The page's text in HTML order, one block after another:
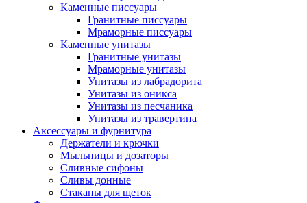
Каменные писсуары
Гранитные писсуары
Мраморные писсуары
Каменные унитазы
Гранитные унитазы
Мраморные унитазы
Унитазы из лабрадорита
Унитазы из оникса
Унитазы из песчаника
Унитазы из травертина
Аксессуары и фурнитура
Держатели и крючки
Мыльницы и дозаторы
Сливные сифоны
Сливы донные
Стаканы для щеток